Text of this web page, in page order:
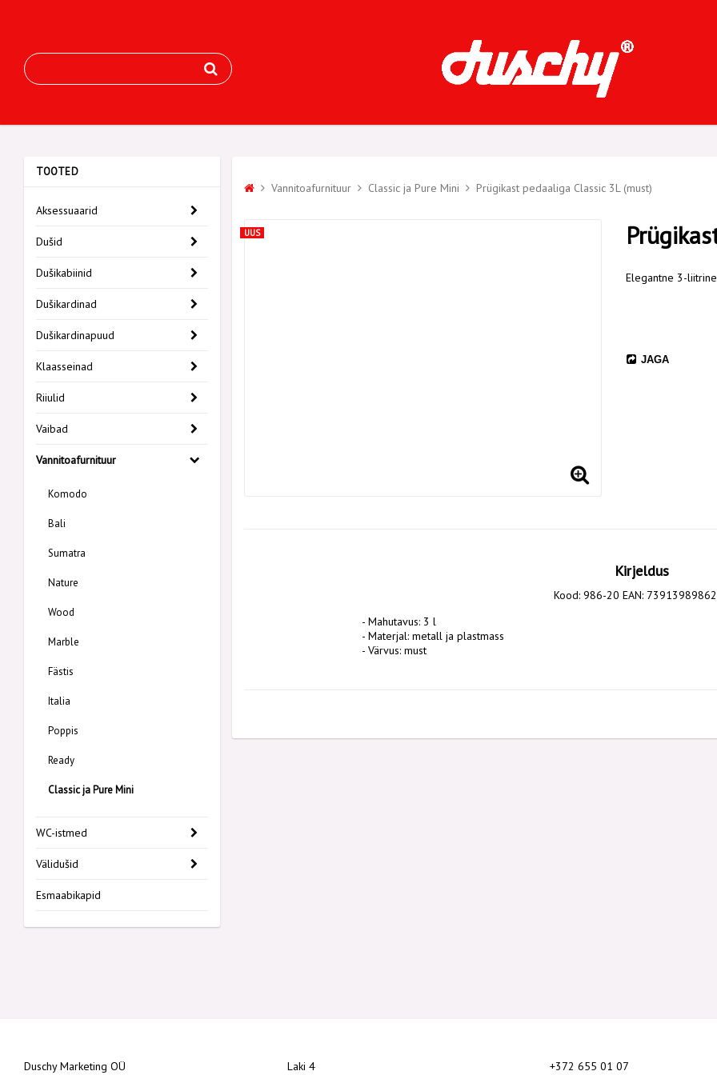
TOOTED
Aksessuaarid
Dušid
Dušikabiinid
Dušikardinad
Dušikardinapuud
Klaasseinad
Riiulid
Vaibad
Vannitoafurnituur
Komodo
Bali
Sumatra
Nature
Wood
Marble
Fästis
Italia
Poppis
Ready
Classic ja Pure Mini
WC-istmed
Välidušid
Esmaabikapid
Vannitoafurnituur Classic ja Pure Mini Prügikast pedaaliga Classic 3L (must)
Elegantne 3-
JAGA
Kirjeldus
Kood: 986-20 EAN:
- Mahutavus: 3 l
- Materjal: metall ja plastmass
- Värvus: must
Duschy Marketing OÜ
Laki 4
+372 655 01 07